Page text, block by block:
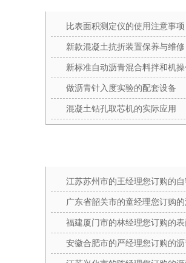
比表面积测定仪的使用注意事项
新款混凝土抗折装置保养与维修
新标准自动沥青混合料拌和机
单
做沥青针入度实验的配套设备
混凝土钻孔取芯机的实际应用
江苏苏州市的王经理您订购的
混凝土U型箱,自密实混凝土L型
密实混凝土V型漏斗等设备已发
广东省韶关市的童经理您订购
抽提仪,沥青针入度仪,沥青延伸
等设备已发出
福建厦门市的林经理您订购的
动压实试验仪,钢构件镀锌层附
安徽合肥市的严经理您订购的